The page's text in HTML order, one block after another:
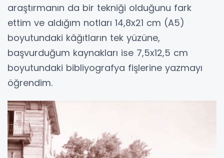
araştırmanın da bir tekniği olduğunu fark
ettim ve aldığım notları 14,8x21 cm (A5)
boyutundaki kâğıtların tek yüzüne,
başvurduğum kaynakları ise 7,5x12,5 cm
boyutundaki bibliyografya fişlerine yazmayı
öğrendim.